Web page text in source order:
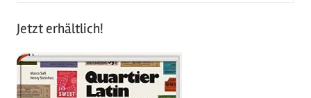
Jetzt erhältlich!